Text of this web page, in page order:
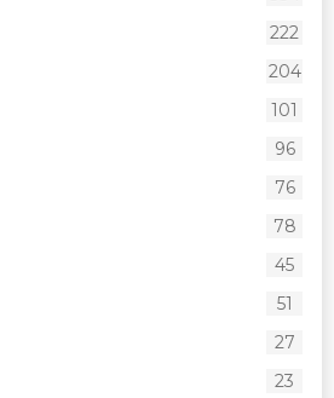
222
204
101
96
76
78
45
51
27
23